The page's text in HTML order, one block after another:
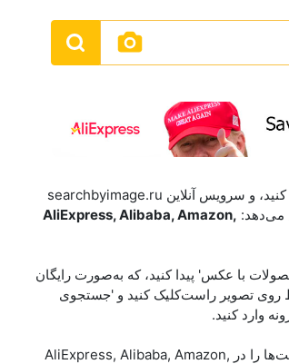
چطور یک محصول را با عکس پیدا کنیم؟ کافیست تصویر را آپلود کنید یا لینک تصویر (URL) را پیست کنید، و سرویس آنلاین searchbyimage.ru
می‌دهد: AliExpress, Alibaba, Amazon,
با عکس' پیدا کنید، که به‌صورت رایگان
تصویر راست‌کلیک کنید و 'جستجوی
وارد کنید.
سرویس تشخیص می‌دهد چه چیزی در تصویر نشان داده شده، محصولات مشابه را پیدا می‌کند و قیمت‌ها را در AliExpress, Alibaba, Amazon,